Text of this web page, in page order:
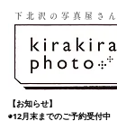
下北沢の写真屋さん
【お知らせ】
◉12月末までのご予約受付中